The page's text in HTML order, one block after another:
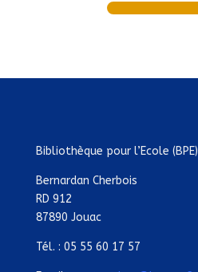
Bibliothèque pour l’Ecole (BPE)
Bernardan Cherbois
RD 912
87890 Jouac
Tél. : 05 55 60 17 57